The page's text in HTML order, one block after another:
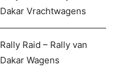
Dakar Vrachtwagens
Rally Raid – Rally van
Dakar Wagens